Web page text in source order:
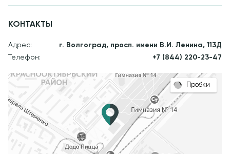
КОНТАКТЫ
Адрес:
г. Волгоград, просп. имени В.И. Ленина, 113Д
Телефон:
+7 (844) 220-23-47
Пробки